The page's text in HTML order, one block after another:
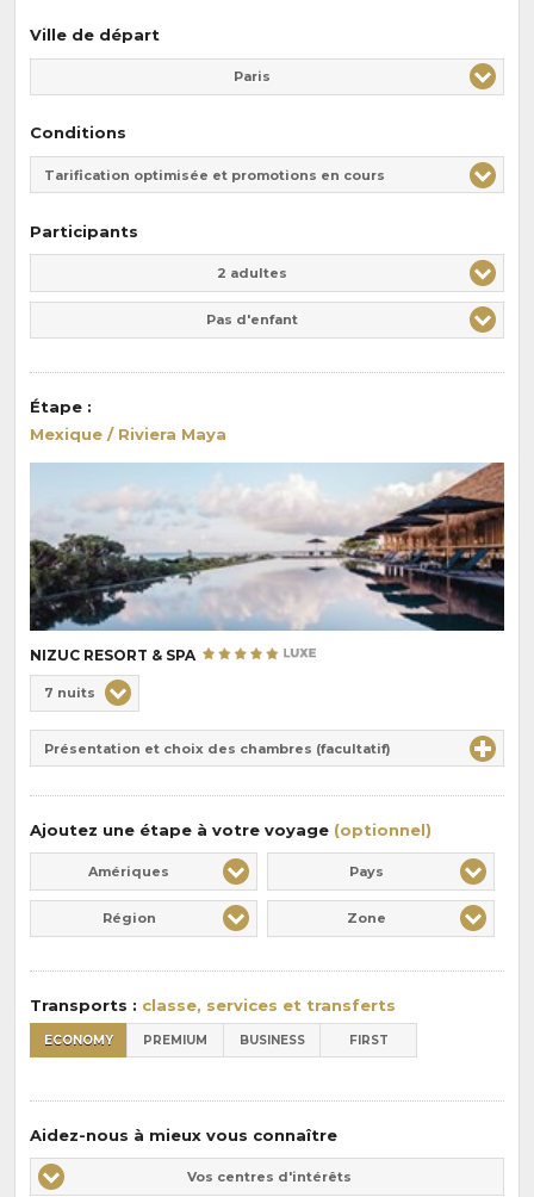
Ville de départ
Paris
Conditions
Tarification optimisée et promotions en cours
Participants
2 adultes
Pas d'enfant
Étape :
Mexique / Riviera Maya
NIZUC RESORT & SPA
de
pension
:
Durée
7 nuits
Présentation et choix des chambres (facultatif)
Ajoutez une étape à votre voyage (optionnel)
Amériques Pays
Région Zone
Transports : classe, services et transferts
ECONOMY PREMIUM BUSINESS FIRST
Aidez-nous à mieux vous connaître
Vos
Vos centres d'intérêts